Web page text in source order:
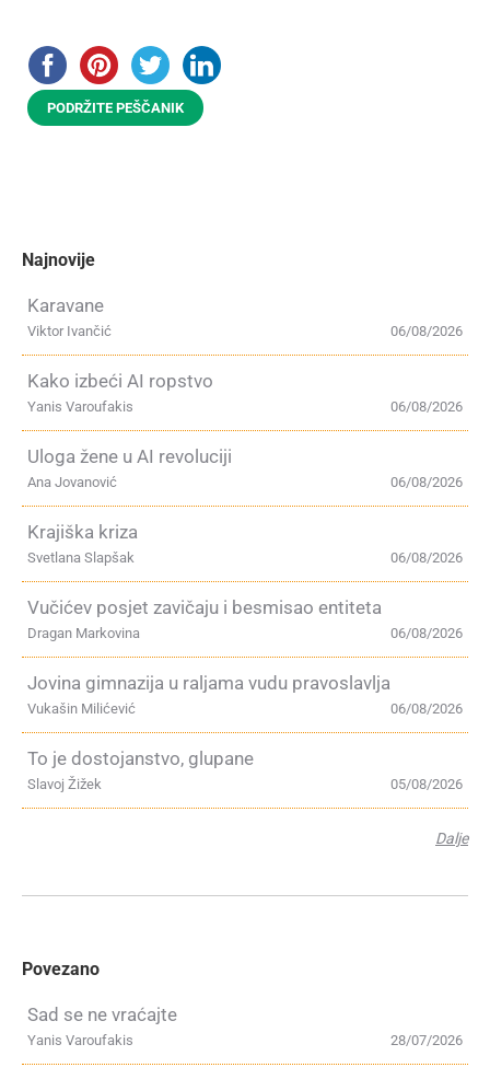
PODRŽITE PEŠČANIK
Najnovije
Karavane
06/08/2026
Viktor Ivančić
Kako izbeći AI ropstvo
06/08/2026
Yanis Varoufakis
Uloga žene u AI revoluciji
06/08/2026
Ana Jovanović
Krajiška kriza
06/08/2026
Svetlana Slapšak
Vučićev posjet zavičaju i besmisao entiteta
06/08/2026
Dragan Markovina
Jovina gimnazija u raljama vudu pravoslavlja
06/08/2026
Vukašin Milićević
To je dostojanstvo, glupane
05/08/2026
Slavoj Žižek
Dalje
Povezano
Sad se ne vraćajte
28/07/2026
Yanis Varoufakis